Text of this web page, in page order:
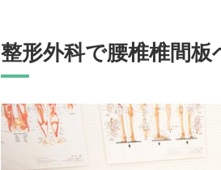
整形外科で腰椎椎間